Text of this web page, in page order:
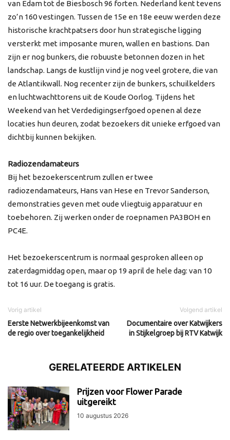
van Edam tot de Biesbosch 96 forten. Nederland kent tevens
zo’n 160 vestingen. Tussen de 15e en 18e eeuw werden deze
historische krachtpatsers door hun strategische ligging
versterkt met imposante muren, wallen en bastions. Dan
zijn er nog bunkers, die robuuste betonnen dozen in het
landschap. Langs de kustlijn vind je nog veel grotere, die van
de Atlantikwall. Nog recenter zijn de bunkers, schuilkelders
en luchtwachttorens uit de Koude Oorlog. Tijdens het
Weekend van het Verdedigingserfgoed openen al deze
locaties hun deuren, zodat bezoekers dit unieke erfgoed van
dichtbij kunnen bekijken.
Radiozendamateurs
Bij het bezoekerscentrum zullen er twee
radiozendamateurs, Hans van Hese en Trevor Sanderson,
demonstraties geven met oude vliegtuig apparatuur en
toebehoren. Zij werken onder de roepnamen PA3BOH en
PC4E.
Het bezoekerscentrum is normaal gesproken alleen op
zaterdagmiddag open, maar op 19 april de hele dag: van 10
tot 16 uur. De toegang is gratis.
Vorig artikel
Eerste Netwerkbijeenkomst van
de regio over toegankelijkheid
Volgend artikel
Documentaire over Katwijkers
in Stijkelgroep bij RTV Katwijk
GERELATEERDE ARTIKELEN
Prijzen voor Flower Parade
uitgereikt
10 augustus 2026